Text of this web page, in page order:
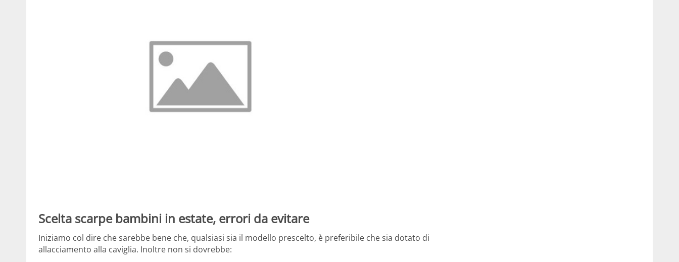
Scelta scarpe bambini in estate, errori da evitare
Iniziamo col dire che sarebbe bene che, qualsiasi sia il modello prescelto, è preferibile che sia dotato di
allacciamento alla caviglia. Inoltre non si dovrebbe: